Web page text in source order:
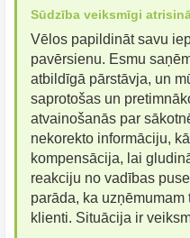
Sūdzība veiksmīgi
Vēlos papildināt savu
pavērsienu. Esmu
atbildīgā pārstāvja, un
saprotošas un
atvainošanās par
nekorekto informāciju,
kompensācija, lai
reakciju no vadības
parāda, ka
klienti. Situācija ir